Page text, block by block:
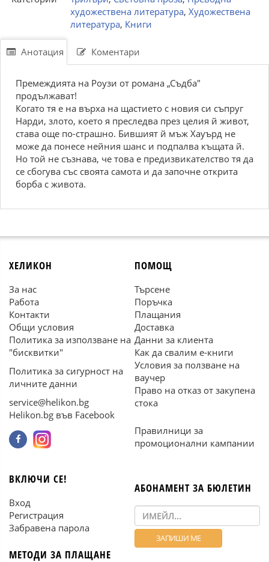
художествена литература, Художествена
литература, Книги
Анотация Коментари
Премеждията на Роузи от романа „Съдба"
продължават!
Когато тя е на върха на щастието с новия си съпруг
Нарди, злото, което я преследва през целия й живот,
става още по-страшно. Бившият й мъж Хауърд не
може да понесе нейния шанс и подпалва къщата й.
Но той не съзнава, че това е предизвикателство тя да
се сбогува със своята самота и да започне открита
борба с живота.
ХЕЛИКОН
За нас
Работа
Контакти
Общи условия
Политика за използване на
"бисквитки"
Политика за сигурност на
личните данни
service@helikon.bg
Helikon.bg във Facebook
ПОМОЩ
Търсене
Поръчка
Плащания
Доставка
Данни за клиента
Как да свалим е-книги
Условия за ползване на
ваучер
Право на отказ от закупена
стока
Правилници за
промоционални кампании
ВКЛЮЧИ СЕ!
Вход
Регистрация
Забравена парола
МЕТОДИ ЗА ПЛАЩАНЕ
АБОНАМЕНТ ЗА БЮЛЕТИН